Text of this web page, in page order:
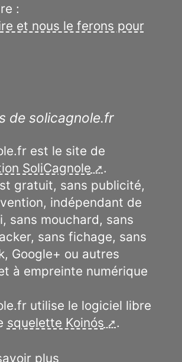
:
et nous le ferons pour
de solicagnole.fr
est le site de
SoliCagnole
.
gratuit, sans publicité,
indépendant de
sans mouchard, sans
sans fichage, sans
Google+ ou autres
à empreinte numérique
utilise le logiciel libre
squelette Koinós .
plus